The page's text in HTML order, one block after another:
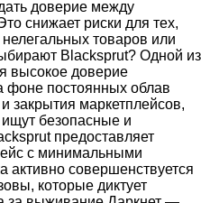
доверие между
снижает риски для тех,
товаров или
Blacksprut? Одной из
высокое доверие
фоне постоянных облав
закрытия маркетплейсов,
безопасные и
предоставляет
с минимальными
активно совершенствуется
которые диктует